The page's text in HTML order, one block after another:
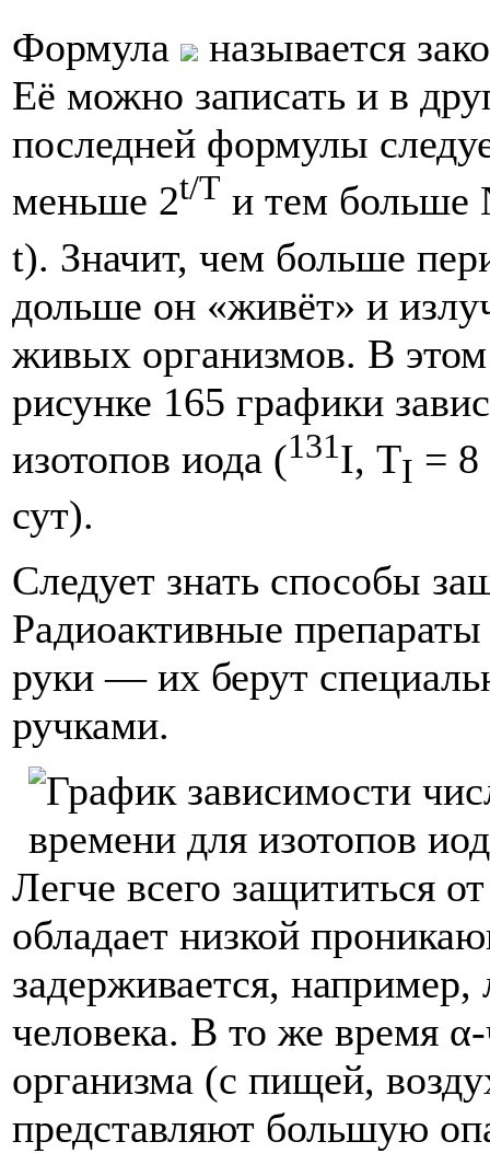
Формула
называется
Её можно записать и в
последней формулы
меньше 2t/T и тем больше
t). Значит, чем больше
дольше он «живёт» и
живых организмов. В
рисунке 165 графики
изотопов иода (131I, ТI = 8
сут).
Следует знать способы
Радиоактивные
руки — их берут
ручками.
Легче всего защититься
обладает низкой
задерживается,
человека. В то же время
организма (с пищей,
представляют большую